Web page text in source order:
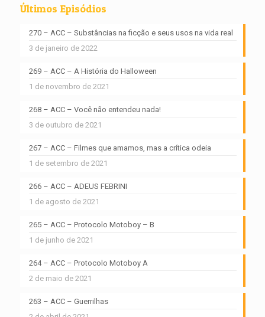
Últimos Episódios
270 – ACC – Substâncias na ficção e seus usos na vida real
3 de janeiro de 2022
269 – ACC – A História do Halloween
1 de novembro de 2021
268 – ACC – Você não entendeu nada!
3 de outubro de 2021
267 – ACC – Filmes que amamos, mas a crítica odeia
1 de setembro de 2021
266 – ACC – ADEUS FEBRINI
1 de agosto de 2021
265 – ACC – Protocolo Motoboy – B
1 de junho de 2021
264 – ACC – Protocolo Motoboy A
2 de maio de 2021
263 – ACC – Guerrilhas